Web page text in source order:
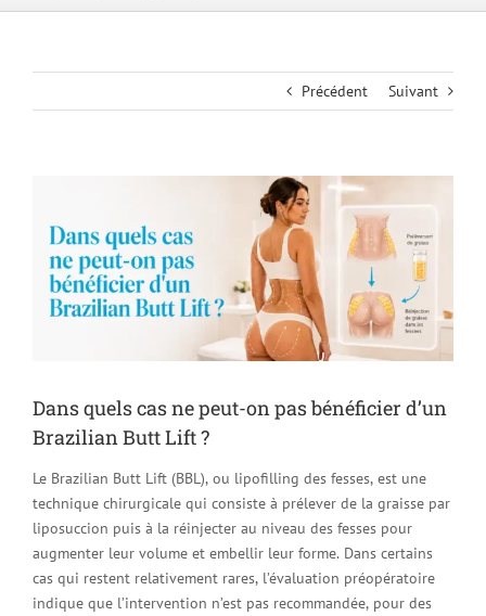
Précédent Suivant
agrandie
Dans quels cas ne peut-on pas bénéficier d’un
Brazilian Butt Lift ?
Le Brazilian Butt Lift (BBL), ou lipofilling des fesses, est une
technique chirurgicale qui consiste à prélever de la graisse par
liposuccion puis à la réinjecter au niveau des fesses pour
augmenter leur volume et embellir leur forme. Dans certains
cas qui restent relativement rares, l’évaluation préopératoire
indique que l’intervention n’est pas recommandée, pour des